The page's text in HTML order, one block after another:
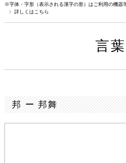
※字体・字形（表示される漢字の形）はご利用の機器
詳しくはこちら
言葉
邦 ー 邦舞